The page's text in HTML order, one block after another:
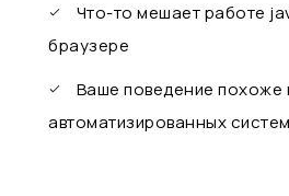
Что-то мешает работе
браузере
Ваше поведение похоже
автоматизированных систем